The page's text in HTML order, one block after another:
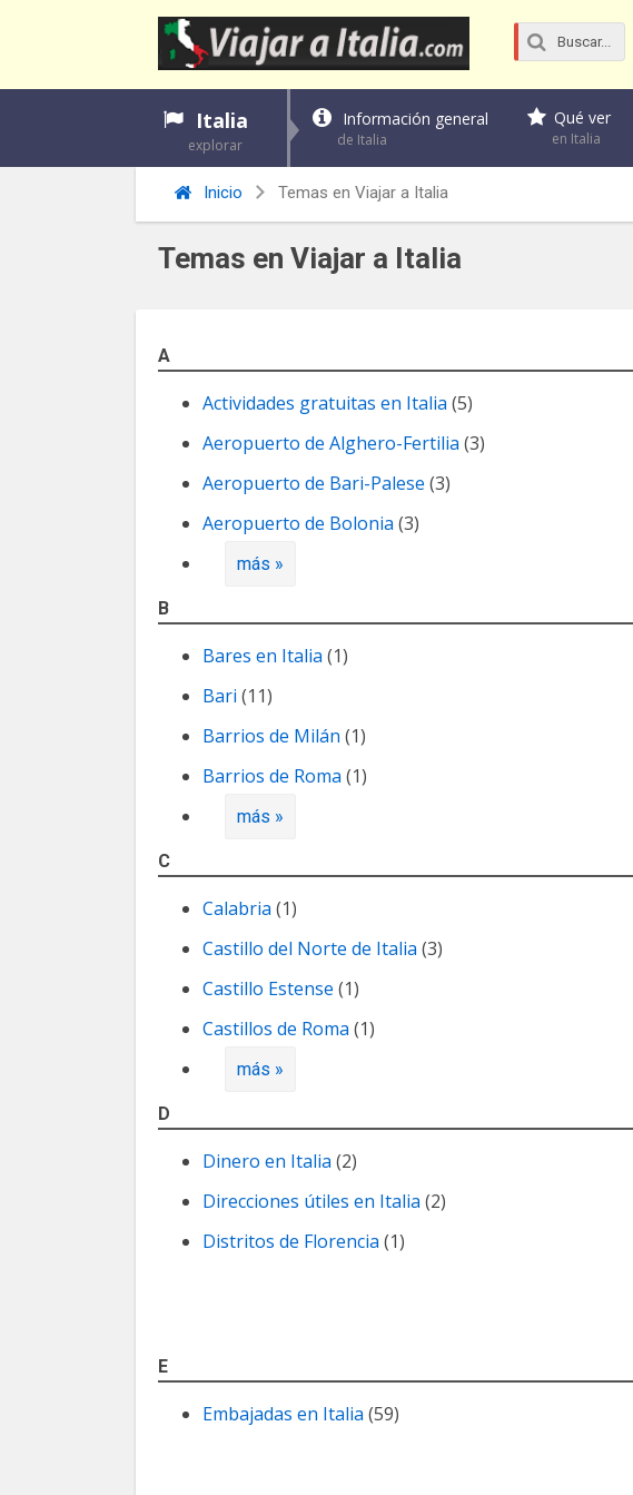
Italia
explorar
Información general
de Italia
Qué ver
en Italia
Inicio Temas en Viajar a Italia
Temas en Viajar a Italia
A
Actividades gratuitas en Italia (5)
Aeropuerto de Alghero-Fertilia (3)
Aeropuerto de Bari-Palese (3)
Aeropuerto de Bolonia (3)
más »
B
Bares en Italia (1)
Bari (11)
Barrios de Milán (1)
Barrios de Roma (1)
más »
C
Calabria (1)
Castillo del Norte de Italia (3)
Castillo Estense (1)
Castillos de Roma (1)
más »
D
Dinero en Italia (2)
Direcciones útiles en Italia (2)
Distritos de Florencia (1)
E
Embajadas en Italia (59)